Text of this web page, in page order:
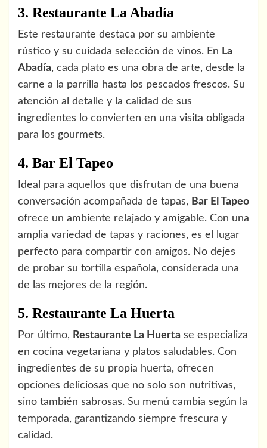
3. Restaurante La Abadía
Este restaurante destaca por su ambiente
rústico y su cuidada selección de vinos. En La
Abadía, cada plato es una obra de arte, desde la
carne a la parrilla hasta los pescados frescos. Su
atención al detalle y la calidad de sus
ingredientes lo convierten en una visita obligada
para los gourmets.
4. Bar El Tapeo
Ideal para aquellos que disfrutan de una buena
conversación acompañada de tapas, Bar El Tapeo
ofrece un ambiente relajado y amigable. Con una
amplia variedad de tapas y raciones, es el lugar
perfecto para compartir con amigos. No dejes
de probar su tortilla española, considerada una
de las mejores de la región.
5. Restaurante La Huerta
Por último, Restaurante La Huerta se especializa
en cocina vegetariana y platos saludables. Con
ingredientes de su propia huerta, ofrecen
opciones deliciosas que no solo son nutritivas,
sino también sabrosas. Su menú cambia según la
temporada, garantizando siempre frescura y
calidad.